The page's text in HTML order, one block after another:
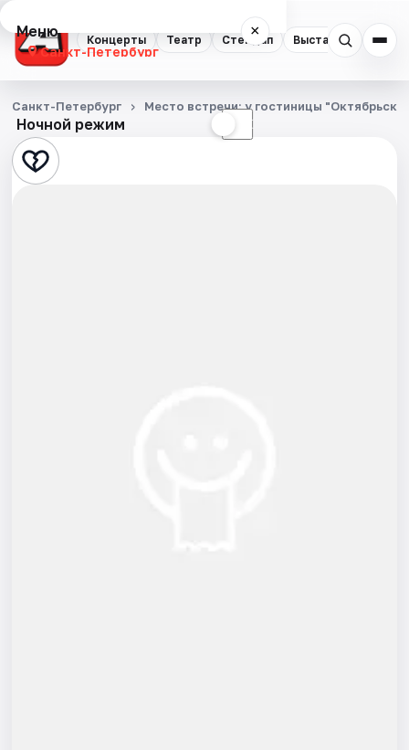
Концерты Театр Стендап Выставки
Меню ×
Санкт-Петербург
Концерты
Театр
Стендап
Ночной режим ☾
Санкт-Петербург Место встречи: у гостиницы